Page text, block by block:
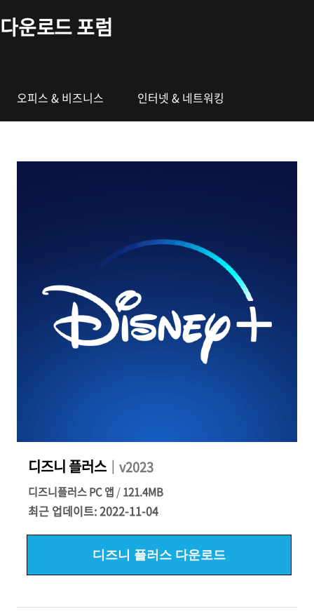
다운로드 포럼
오피스 & 비즈니스 인터넷 & 네트워킹
디즈니 플러스｜v2023
디즈니플러스 PC 앱 /121.4MB
최근 업데이트: 2022-11-04
디즈니 플러스 다운로드